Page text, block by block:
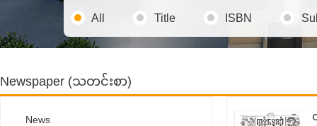
All Title ISBN
Newspaper (သတင်းစာ)
News